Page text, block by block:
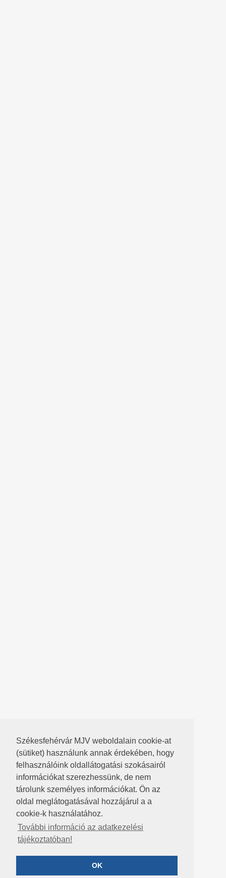
Székesfehérvár MJV weboldalain cookie-at
(sütiket) használunk annak érdekében, hogy
felhasználóink oldallátogatási szokásairól
információkat szerezhessünk, de nem
tárolunk személyes információkat. Ön az
oldal meglátogatásával hozzájárul a a
cookie-k használatához.
További információ az adatkezelési
tájékoztatóban!
OK